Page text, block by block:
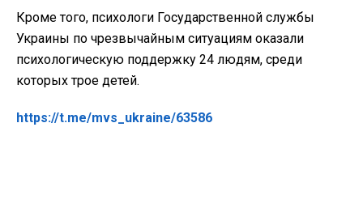
Кроме того, психологи Государственной службы
Украины по чрезвычайным ситуациям оказали
психологическую поддержку 24 людям, среди
которых трое детей.
https://t.me/mvs_ukraine/63586